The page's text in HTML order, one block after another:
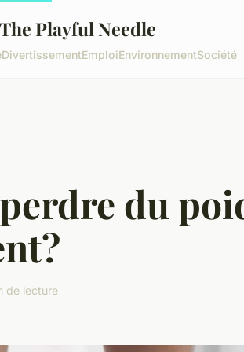
The Playful Needle
DivertissementEmploiEnvironnementSociété
du
de lecture